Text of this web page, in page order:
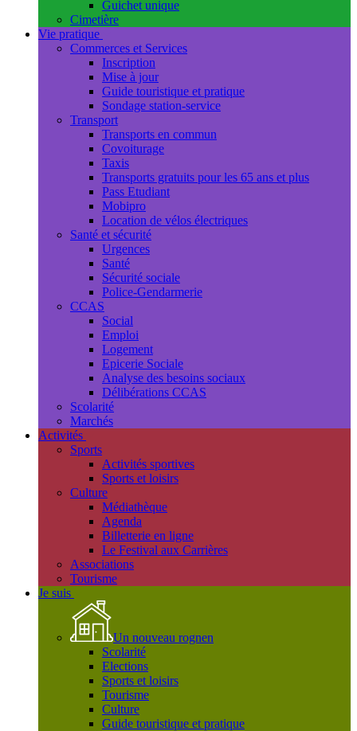
Guichet unique
Cimetière
Vie pratique
Commerces et Services
Inscription
Mise à jour
Guide touristique et pratique
Sondage station-service
Transport
Transports en commun
Covoiturage
Taxis
Transports gratuits pour les 65 ans et plus
Pass Etudiant
Mobipro
Location de vélos électriques
Santé et sécurité
Urgences
Santé
Sécurité sociale
Police-Gendarmerie
CCAS
Social
Emploi
Logement
Epicerie Sociale
Analyse des besoins sociaux
Délibérations CCAS
Scolarité
Marchés
Activités
Sports
Activités sportives
Sports et loisirs
Culture
Médiathèque
Agenda
Billetterie en ligne
Le Festival aux Carrières
Associations
Tourisme
Je suis
Un nouveau rognen
Scolarité
Elections
Sports et loisirs
Tourisme
Culture
Guide touristique et pratique